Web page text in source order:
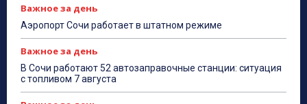
Важное за день
Аэропорт Сочи работает в штатном режиме
Важное за день
В Сочи работают 52 автозаправочные станции: ситуация
с топливом 7 августа